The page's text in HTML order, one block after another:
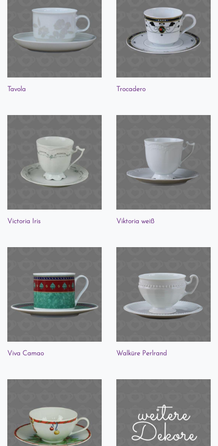
Tavola Trocadero
Victoria Iris Viktoria weiß
Viva Camao Walküre Perlrand